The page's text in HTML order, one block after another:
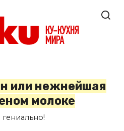
или нежнейшая
молоке